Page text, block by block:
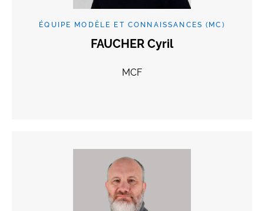
ÉQUIPE MODÈLE ET CONNAISSANCES (MC)
FAUCHER Cyril
MCF